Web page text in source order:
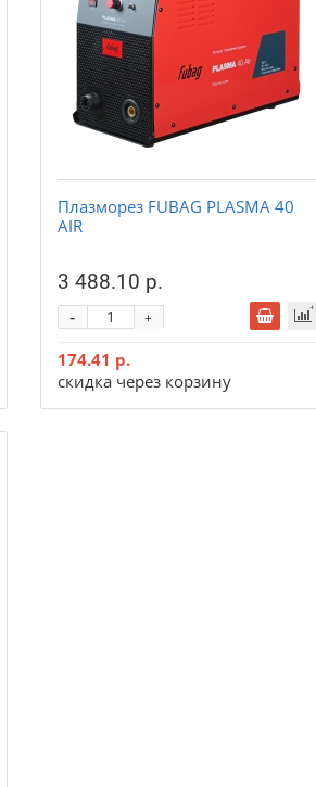
Плазморез FUBAG PLASMA 40
AIR
3 488.10 р.
+
-
174.41 р.
скидка через корзину